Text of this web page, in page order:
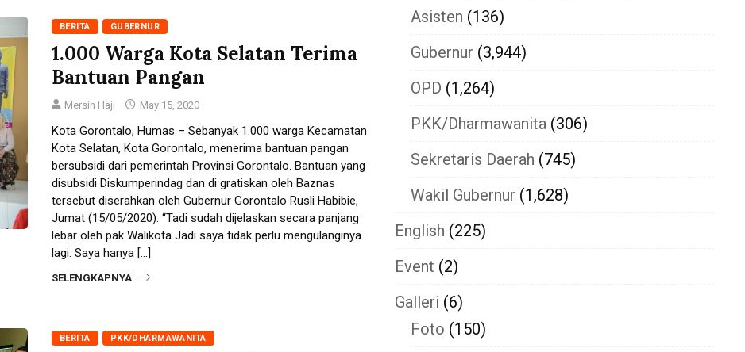
BERITA GUBERNUR
1.000 Warga Kota Selatan Terima
Bantuan Pangan
Mersin Haji May 15, 2020
Kota Gorontalo, Humas – Sebanyak 1.000 warga Kecamatan
Kota Selatan, Kota Gorontalo, menerima bantuan pangan
bersubsidi dari pemerintah Provinsi Gorontalo. Bantuan yang
disubsidi Diskumperindag dan di gratiskan oleh Baznas
tersebut diserahkan oleh Gubernur Gorontalo Rusli Habibie,
Jumat (15/05/2020). “Tadi sudah dijelaskan secara panjang
lebar oleh pak Walikota Jadi saya tidak perlu mengulanginya
lagi. Saya hanya […]
SELENGKAPNYA
BERITA PKK/DHARMAWANITA
Asisten (136)
Gubernur (3,944)
OPD (1,264)
PKK/Dharmawanita (306)
Sekretaris Daerah (745)
Wakil Gubernur (1,628)
English (225)
Event (2)
Galleri (6)
Foto (150)